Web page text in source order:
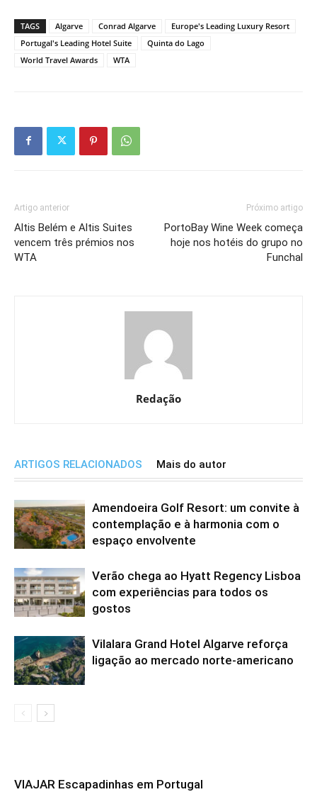
TAGS Algarve Conrad Algarve
Europe's Leading Luxury Resort
Portugal's Leading Hotel Suite
Quinta do Lago
World Travel Awards
WTA
Artigo anterior
Altis Belém e Altis Suites
vencem três prémios nos
WTA
Próximo artigo
PortoBay Wine Week começa
hoje nos hotéis do grupo no
Funchal
Redação
ARTIGOS RELACIONADOS Mais do autor
Amendoeira Golf Resort: um convite à
contemplação e à harmonia com o
espaço envolvente
Verão chega ao Hyatt Regency Lisboa
com experiências para todos os
gostos
Vilalara Grand Hotel Algarve reforça
ligação ao mercado norte-americano
VIAJAR Escapadinhas em Portugal